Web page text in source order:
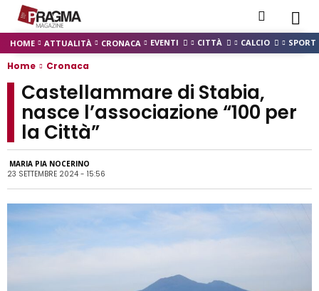
HOME ATTUALITÀ CRONACA EVENTI CITTÀ CALCIO SPORT
Home Cronaca
Castellammare di Stabia,
nasce l’associazione “100 per
la Città”
MARIA PIA NOCERINO
23 SETTEMBRE 2024 - 15:56